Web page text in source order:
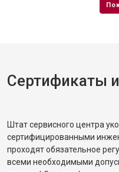
Сертификаты
Штат сервисного центра
сертифицированными
проходят обязательное
всеми необходимыми